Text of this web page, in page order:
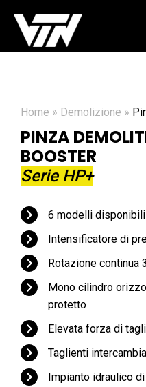
Home » Demolizione »
PINZA
BOOSTER
Serie HP+
6 modelli disponibili
Intensificatore di
Rotazione continua
Mono cilindro
protetto
Elevata forza di
Taglienti
Impianto idraulico